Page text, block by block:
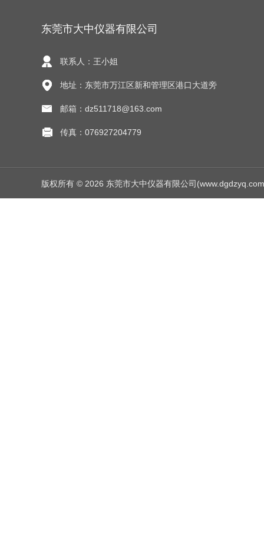
东莞市大中仪器有限公司
联系人：王小姐
地址：东莞市万江区新和管理区港口大道旁
邮箱：dz511718@163.com
传真：076927204779
版权所有 © 2026 东莞市大中仪器有限公司